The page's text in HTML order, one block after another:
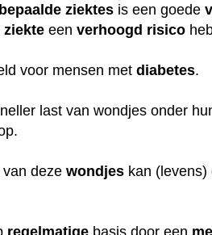
bepaalde ziektes is een goede
ziekte eenverhoogd risico
voor mensen metdiabetes.
last van wondjes onder
van dezewondjes kan (levens)
regelmatige basis door een